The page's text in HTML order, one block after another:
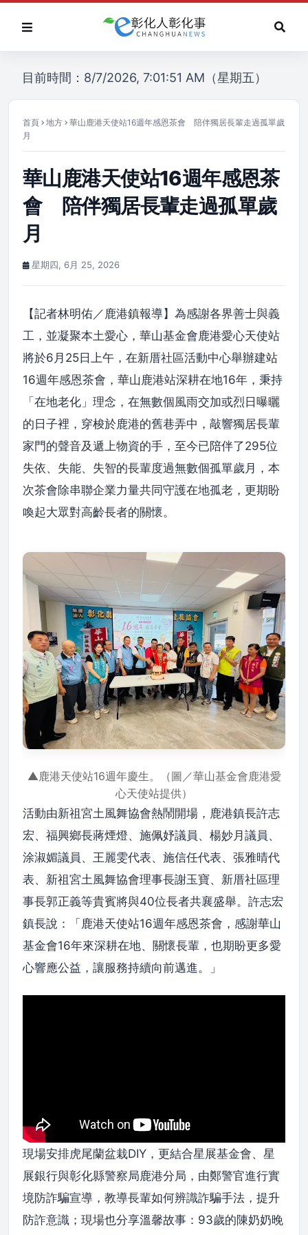
目前時間：8/7/2026, 7:01:51 AM（星期五）
首頁 地方
華山鹿港天使站16週年感恩茶會 陪伴獨居長輩走過孤單歲
月
華山鹿港天使站16週年感恩茶
會 陪伴獨居長輩走過孤單歲
月
星期四, 6月 25, 2026
【記者林明佑／鹿港鎮報導】為感謝各界善士與義
工，並凝聚本土愛心，華山基金會鹿港愛心天使站
將於6月25日上午，在新厝社區活動中心舉辦建站
16週年感恩茶會，華山鹿港站深耕在地16年，秉持
「在地老化」理念，在無數個風雨交加或烈日曝曬
的日子裡，穿梭於鹿港的舊巷弄中，敲響獨居長輩
家門的聲音及遞上物資的手，至今已陪伴了295位
失依、失能、失智的長輩度過無數個孤單歲月，本
次茶會除串聯企業力量共同守護在地孤老，更期盼
喚起大眾對高齡長者的關懷。
▲鹿港天使站16週年慶生。（圖／華山基金會鹿港愛
心天使站提供）
活動由新祖宮土風舞協會熱鬧開場，鹿港鎮長許志
宏、福興鄉長蔣煙燈、施佩妤議員、楊妙月議員、
涂淑媚議員、王麗雯代表、施信任代表、張雅晴代
表、新祖宮土風舞協會理事長謝玉寶、新厝社區理
事長郭正義等貴賓將與40位長者共襄盛舉。許志宏
鎮長說：「鹿港天使站16週年感恩茶會，感謝華山
基金會16年來深耕在地、關懷長輩，也期盼更多愛
心響應公益，讓服務持續向前邁進。」
現場安排虎尾蘭盆栽DIY，更結合星展基金會、星
展銀行與彰化縣警察局鹿港分局，由鄭警官進行實
境防詐騙宣導，教導長輩如何辨識詐騙手法，提升
防詐意識；現場也分享溫馨故事：93歲的陳奶奶晚